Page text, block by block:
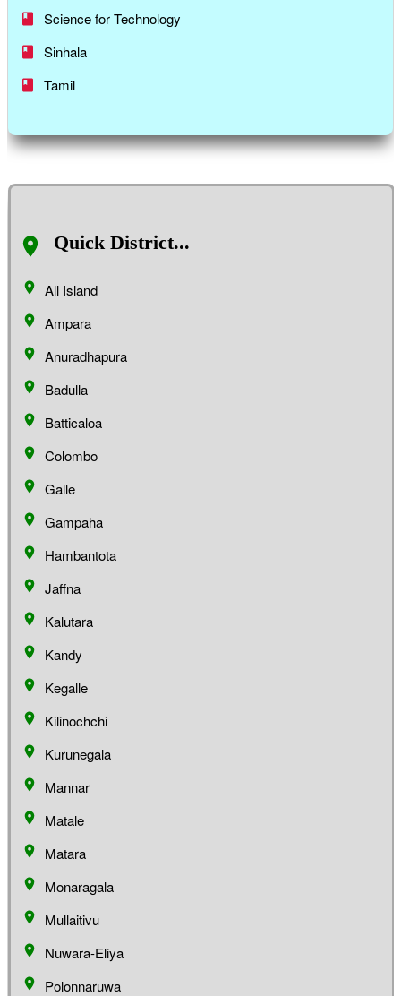
Science for Technology
Sinhala
Tamil
Quick District...
All Island
Ampara
Anuradhapura
Badulla
Batticaloa
Colombo
Galle
Gampaha
Hambantota
Jaffna
Kalutara
Kandy
Kegalle
Kilinochchi
Kurunegala
Mannar
Matale
Matara
Monaragala
Mullaitivu
Nuwara-Eliya
Polonnaruwa